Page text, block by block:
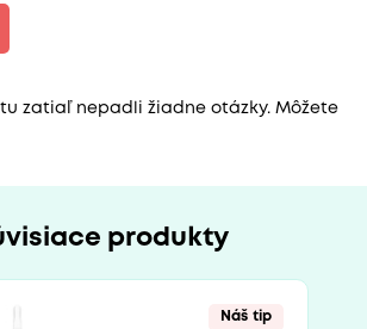
zatiaľ nepadli žiadne otázky. Môžete
produkty
Náš tip